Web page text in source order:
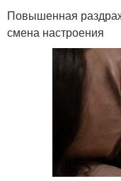
Повышенная
смена настроения